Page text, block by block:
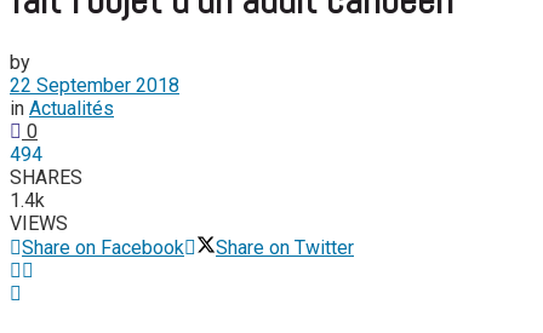
by
22 September 2018
in Actualités
0
494
SHARES
1.4k
VIEWS
Share on Facebook
Share on Twitter